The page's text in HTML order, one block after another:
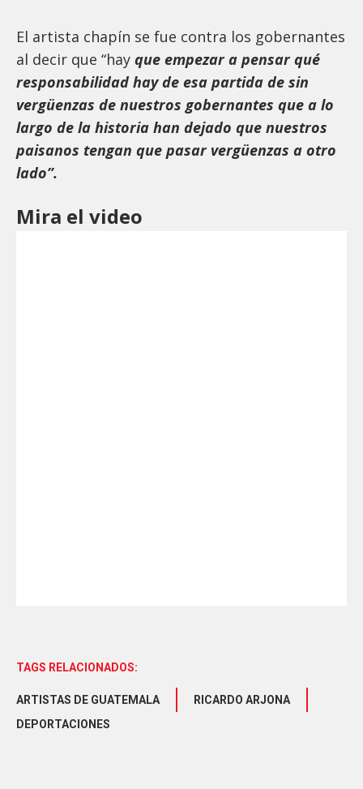
El artista chapín se fue contra los gobernantes
al decir que “hay que empezar a pensar qué
responsabilidad hay de esa partida de sin
vergüenzas de nuestros gobernantes que a lo
largo de la historia han dejado que nuestros
paisanos tengan que pasar vergüenzas a otro
lado”.
Mira el video
TAGS RELACIONADOS:
ARTISTAS DE GUATEMALA
RICARDO ARJONA
DEPORTACIONES